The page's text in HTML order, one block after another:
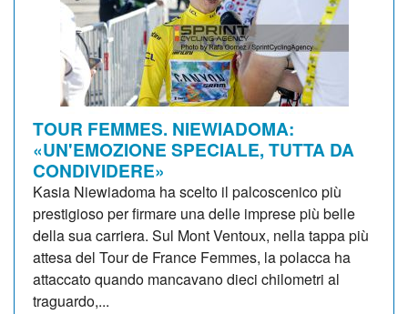
TOUR FEMMES. NIEWIADOMA:
«UN'EMOZIONE SPECIALE, TUTTA DA
CONDIVIDERE»
Kasia Niewiadoma ha scelto il palcoscenico più
prestigioso per firmare una delle imprese più belle
della sua carriera. Sul Mont Ventoux, nella tappa più
attesa del Tour de France Femmes, la polacca ha
attaccato quando mancavano dieci chilometri al
traguardo,...